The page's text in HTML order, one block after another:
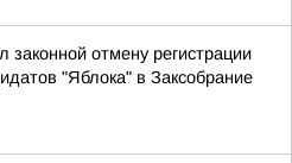
законной отмену регистрации
"Яблока" в Заксобрание